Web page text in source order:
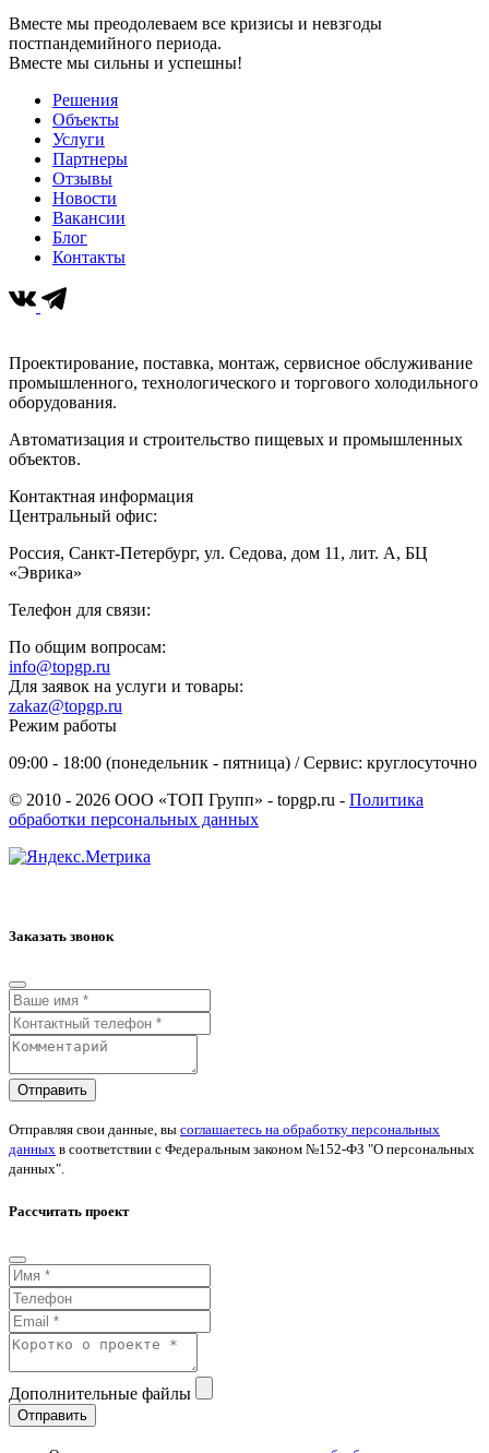
Вместе мы преодолеваем все кризисы и невзгоды
постпандемийного периода.
Вместе мы сильны и успешны!
Решения
Объекты
Услуги
Партнеры
Отзывы
Новости
Вакансии
Блог
Контакты
Проектирование, поставка, монтаж, сервисное обслуживание
промышленного, технологического и торгового холодильного
оборудования.
Автоматизация и строительство пищевых и промышленных
объектов.
Контактная информация
Центральный офис:
Россия, Санкт-Петербург, ул. Седова, дом 11, лит. А, БЦ
«Эврика»
Телефон для связи:
По общим вопросам:
info@topgp.ru
Для заявок на услуги и товары:
zakaz@topgp.ru
Режим работы
09:00 - 18:00 (понедельник - пятница) / Сервис: круглосуточно
© 2010 - 2026 ООО «ТОП Групп» - topgp.ru - Политика
обработки персональных данных
Заказать звонок
Отправить
Отправляя свои данные, вы соглашаетесь на обработку персональных
данных в соответствии с Федеральным законом №152-ФЗ "О персональных
данных".
Рассчитать проект
Дополнительные файлы
Отправить